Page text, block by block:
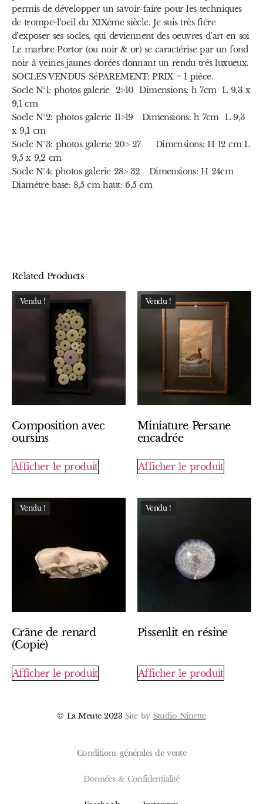
permis de développer un savoir-faire pour les techniques
de trompe-l’oeil du XIXème siècle. Je suis très fière
d’exposer ses socles, qui deviennent des oeuvres d’art en soi
Le marbre Portor (ou noir & or) se caractérise par un fond
noir à veines jaunes dorées donnant un rendu très luxueux.
SOCLES VENDUS SéPAREMENT: PRIX = 1 pièce.
Socle N°1: photos galerie 2>10 Dimensions: h 7cm L 9,3 x
9,1 cm
Socle N°2: photos galerie 11>19 Dimensions: h 7cm L 9,3
x 9,1 cm
Socle N°3: photos galerie 20> 27 Dimensions: H 12 cm L
9,5 x 9,2 cm
Socle N°4: photos galerie 28> 32 Dimensions: H 24cm
Diamètre base: 8,5 cm haut: 6,5 cm
Related Products
Vendu !
Composition avec
oursins
Afficher le produit
Vendu !
Miniature Persane
encadrée
Afficher le produit
Vendu !
Crâne de renard
(Copie)
Afficher le produit
Vendu !
Pissenlit en résine
Afficher le produit
© La Meute 2023Site by Studio Ninette
Conditions générales de vente
Données & Confidentialité